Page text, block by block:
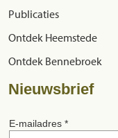
Publicaties
Ontdek Heemstede
Ontdek Bennebroek
Nieuwsbrief